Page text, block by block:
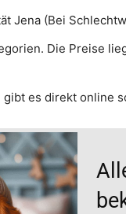
Jena (Bei
Die Preise
es direkt online